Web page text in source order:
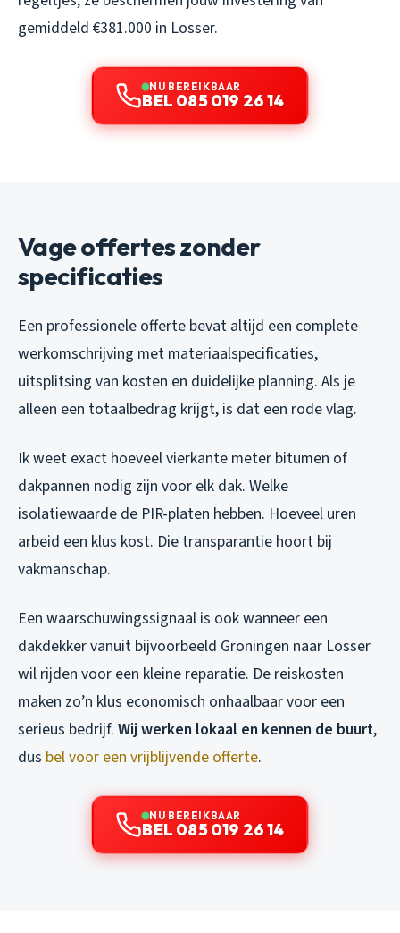
gemiddeld €381.000 in Losser.
NU BEREIKBAAR
BEL 085 019 26 14
Vage offertes zonder
specificaties
Een professionele offerte bevat altijd een complete
werkomschrijving met materiaalspecificaties,
uitsplitsing van kosten en duidelijke planning. Als je
alleen een totaalbedrag krijgt, is dat een rode vlag.
Ik weet exact hoeveel vierkante meter bitumen of
dakpannen nodig zijn voor elk dak. Welke
isolatiewaarde de PIR-platen hebben. Hoeveel uren
arbeid een klus kost. Die transparantie hoort bij
vakmanschap.
Een waarschuwingssignaal is ook wanneer een
dakdekker vanuit bijvoorbeeld Groningen naar Losser
wil rijden voor een kleine reparatie. De reiskosten
maken zo’n klus economisch onhaalbaar voor een
serieus bedrijf. Wij werken lokaal en kennen de buurt,
dus bel voor een vrijblijvende offerte.
NU BEREIKBAAR
BEL 085 019 26 14